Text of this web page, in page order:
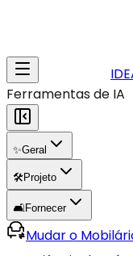
Ferramentas de IA
✨Geral
🛠️Projeto
🛋️Fornecer
Mudar o